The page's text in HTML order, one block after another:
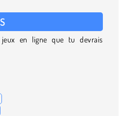
jeux en ligne que tu devrais